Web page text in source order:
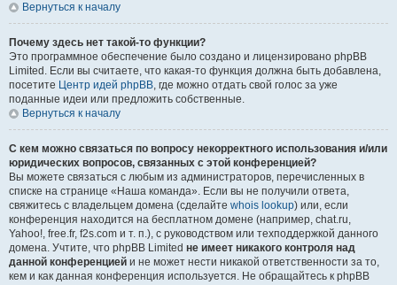
Вернуться к началу
Почему здесь нет такой-то функции?
Это программное обеспечение было создано и лицензировано phpBB
Limited. Если вы считаете, что какая-то функция должна быть добавлена,
посетите Центр идей phpBB, где можно отдать свой голос за уже
поданные идеи или предложить собственные.
Вернуться к началу
С кем можно связаться по вопросу некорректного использования и/или
юридических вопросов, связанных с этой конференцией?
Вы можете связаться с любым из администраторов, перечисленных в
списке на странице «Наша команда». Если вы не получили ответа,
свяжитесь с владельцем домена (сделайте whois lookup) или, если
конференция находится на бесплатном домене (например, chat.ru,
Yahoo!, free.fr, f2s.com и т. п.), с руководством или техподдержкой данного
домена. Учтите, что phpBB Limited не имеет никакого контроля над
данной конференцией и не может нести никакой ответственности за то,
кем и как данная конференция используется. Не обращайтесь к phpBB